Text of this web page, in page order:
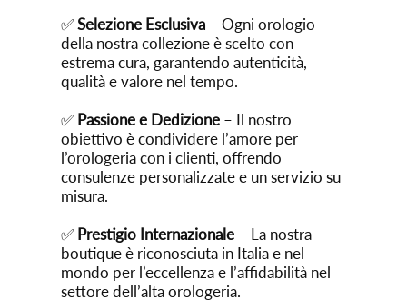
✅Selezione Esclusiva – Ogni orologio
della nostra collezione è scelto con
estrema cura, garantendo autenticità,
qualità e valore nel tempo.
✅ Passione e Dedizione – Il nostro
obiettivo è condividere l’amore per
l’orologeria con i clienti, offrendo
consulenze personalizzate e un servizio su
misura.
✅ Prestigio Internazionale – La nostra
boutique è riconosciuta in Italia e nel
mondo per l’eccellenza e l’affidabilità nel
settore dell’alta orologeria.